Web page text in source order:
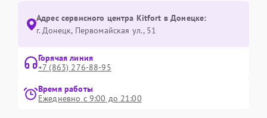
Адрес сервисного центра Kitfort в Донецке:
г. Донецк, Первомайская ул., 51
Горячая линия
+7 (863) 276-88-95
Время работы
Ежедневно с 9:00 до 21:00